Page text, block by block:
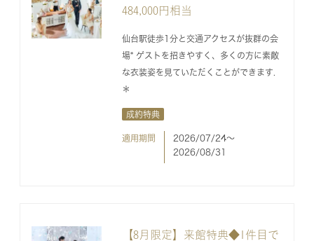
484,000円相当
仙台駅徒歩1分と交通アクセスが抜群の会
場* ゲストを招きやすく、多くの方に素敵
な衣装姿を見ていただくことができます.
＊
成約特典
適用期間
2026/07/24〜
2026/08/31
【8月限定】来館特典◆1件目で